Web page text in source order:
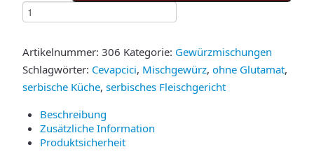
Artikelnummer: 306 Kategorie: Gewürzmischungen
Schlagwörter: Cevapcici, Mischgewürz, ohne Glutamat,
serbische Küche, serbisches Fleischgericht
Beschreibung
Zusätzliche Information
Produktsicherheit